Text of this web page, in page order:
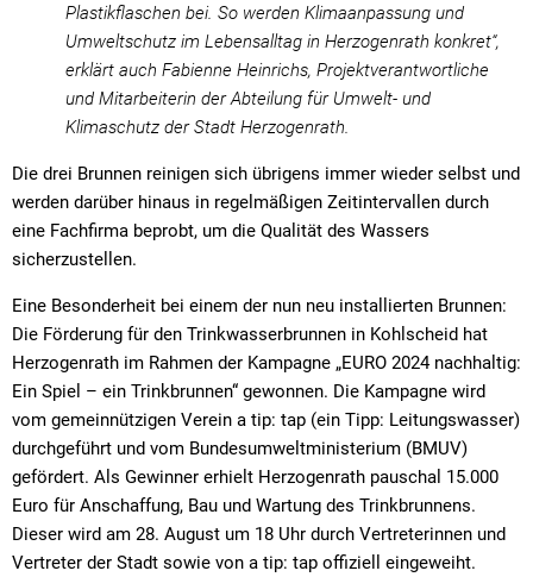
Plastikflaschen bei. So werden Klimaanpassung und
Umweltschutz im Lebensalltag in Herzogenrath konkret“,
erklärt auch Fabienne Heinrichs, Projektverantwortliche
und Mitarbeiterin der Abteilung für Umwelt- und
Klimaschutz der Stadt Herzogenrath.
Die drei Brunnen reinigen sich übrigens immer wieder selbst und
werden darüber hinaus in regelmäßigen Zeitintervallen durch
eine Fachfirma beprobt, um die Qualität des Wassers
sicherzustellen.
Eine Besonderheit bei einem der nun neu installierten Brunnen:
Die Förderung für den Trinkwasserbrunnen in Kohlscheid hat
Herzogenrath im Rahmen der Kampagne „EURO 2024 nachhaltig:
Ein Spiel – ein Trinkbrunnen“ gewonnen. Die Kampagne wird
vom gemeinnützigen Verein a tip: tap (ein Tipp: Leitungswasser)
durchgeführt und vom Bundesumweltministerium (BMUV)
gefördert. Als Gewinner erhielt Herzogenrath pauschal 15.000
Euro für Anschaffung, Bau und Wartung des Trinkbrunnens.
Dieser wird am 28. August um 18 Uhr durch Vertreterinnen und
Vertreter der Stadt sowie von a tip: tap offiziell eingeweiht.